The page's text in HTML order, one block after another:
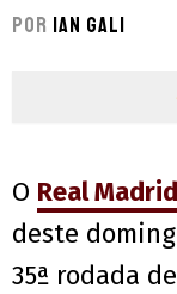
Por Ian Gali
O Real Madrid
deste
35ª rodada